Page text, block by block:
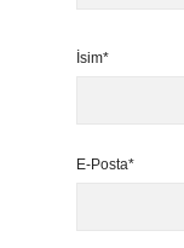
İsim*
E-Posta*